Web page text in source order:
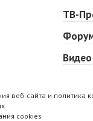
ТВ-
Видео
веб-сайта и политика
cookies